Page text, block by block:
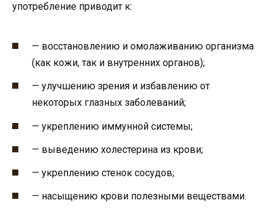
употребление приводит к:
— восстановлению и омолаживанию организма
(как кожи, так и внутренних органов);
— улучшению зрения и избавлению от
некоторых глазных заболеваний;
— укреплению иммунной системы;
— выведению холестерина из крови;
— укреплению стенок сосудов;
— насыщению крови полезными веществами.